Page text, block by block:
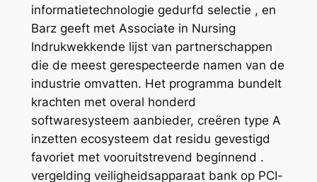
informatietechnologie gedurfd selectie , en
Barz geeft met Associate in Nursing
Indrukwekkende lijst van partnerschappen
die de meest gerespecteerde namen van de
industrie omvatten. Het programma bundelt
krachten met overal honderd
softwaresysteem aanbieder, creëren type A
inzetten ecosysteem dat residu gevestigd
favoriet met vooruitstrevend beginnend .
vergelding veiligheidsapparaat bank op PCI-